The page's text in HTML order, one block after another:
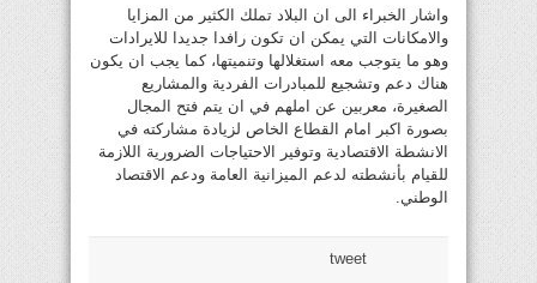
واشار الخبراء الى ان البلاد تملك الكثير من المزايا
والامكانات التي يمكن ان تكون رافدا جديدا للايرادات
وهو ما يتوجب معه استغلالها وتنميتها، كما يجب ان يكون
هناك دعم وتشجيع للمبادرات الفردية والمشاريع
الصغيرة، معربين عن املهم في ان يتم فتح المجال
بصورة اكبر امام القطاع الخاص لزيادة مشاركته في
الانشطة الاقتصادية وتوفير الاحتياجات الضرورية اللازمة
للقيام بأنشطته لدعم الميزانية العامة ودعم الاقتصاد
الوطني.
tweet